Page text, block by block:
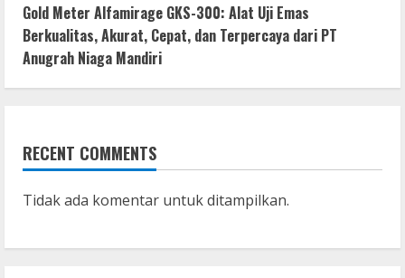
Gold Meter Alfamirage GKS-300: Alat Uji Emas
Berkualitas, Akurat, Cepat, dan Terpercaya dari PT
Anugrah Niaga Mandiri
RECENT COMMENTS
Tidak ada komentar untuk ditampilkan.